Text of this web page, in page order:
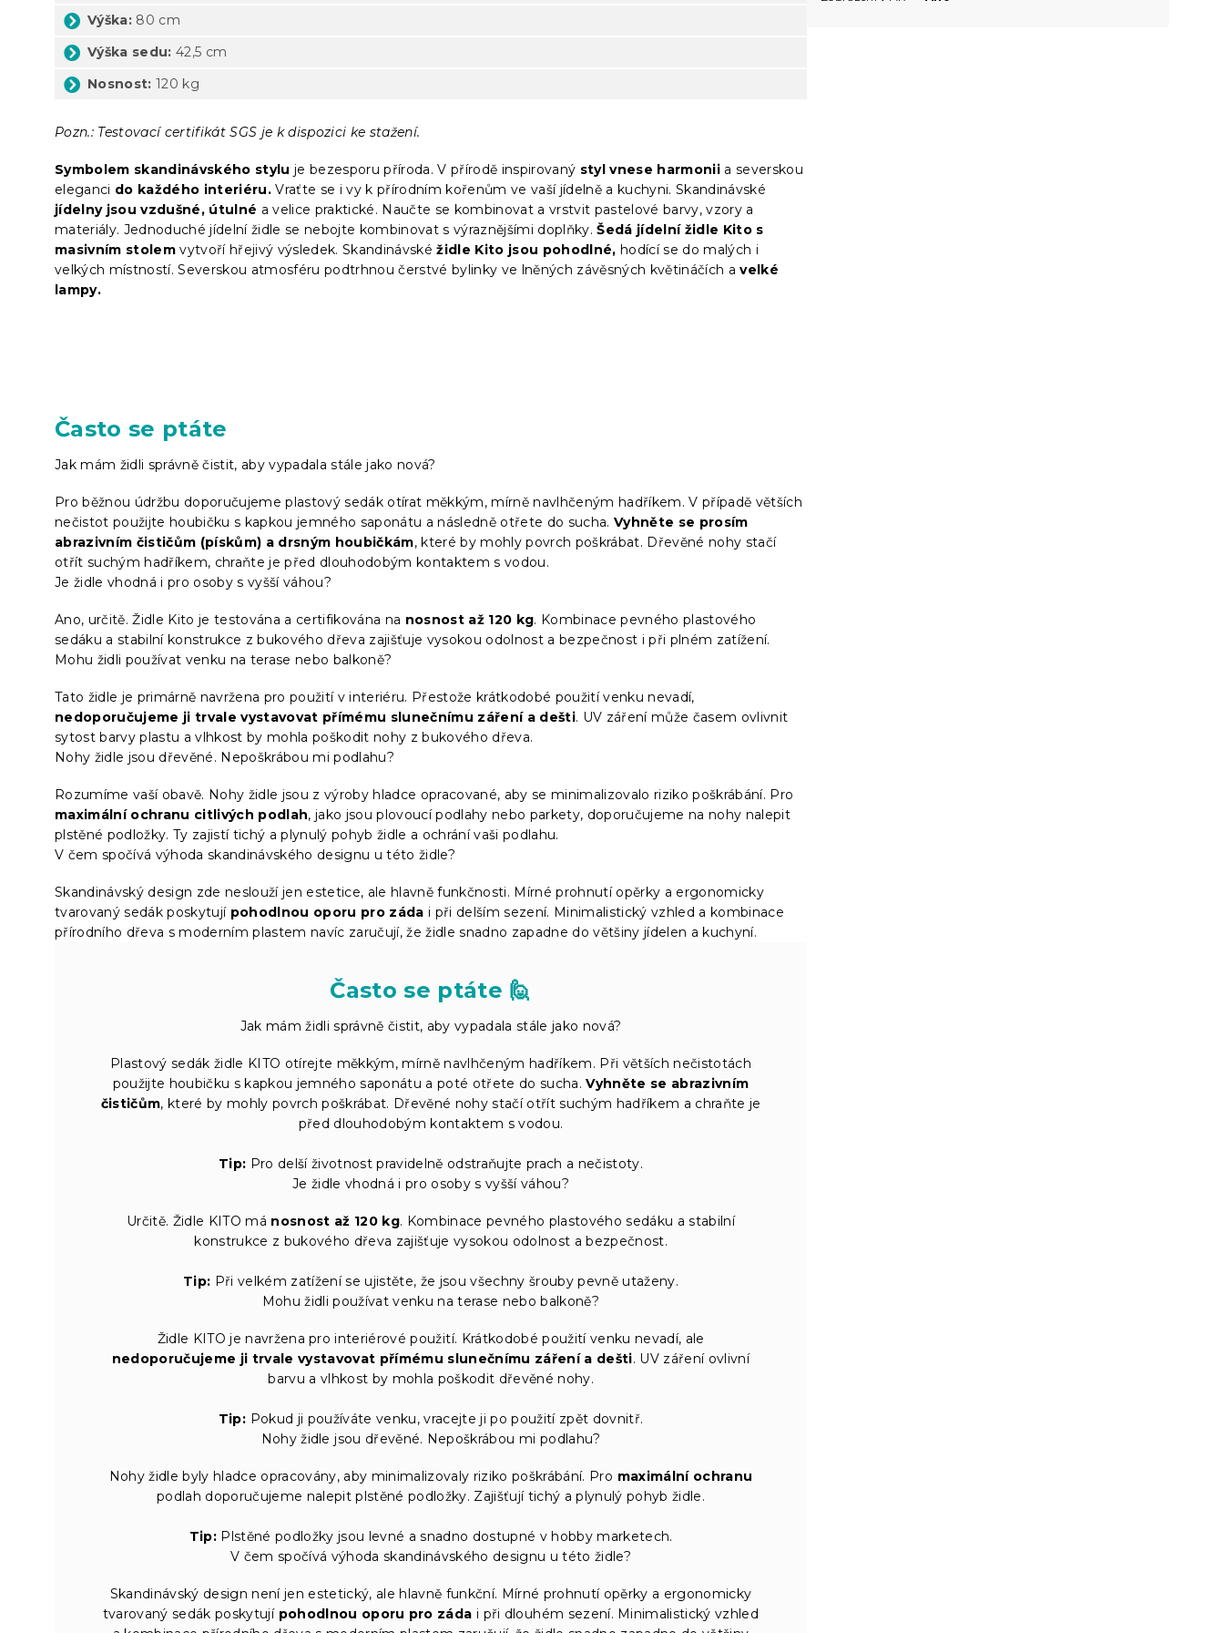
Výška: 80 cm
Výška sedu: 42,5 cm
Nosnost: 120 kg
Pozn.: Testovací certifikát SGS je k dispozici ke stažení.
Symbolem skandinávského stylu je bezesporu příroda. V přírodě inspirovaný styl vnese harmonii a severskou
eleganci do každého interiéru. Vraťte se i vy k přírodním kořenům ve vaší jídelně a kuchyni. Skandinávské
jídelny jsou vzdušné, útulné a velice praktické. Naučte se kombinovat a vrstvit pastelové barvy, vzory a
materiály. Jednoduché jídelní židle se nebojte kombinovat s výraznějšími doplňky. Šedá jídelní židle Kito s
masivním stolem vytvoří hřejivý výsledek. Skandinávské židle Kito jsou pohodlné, hodící se do malých i
velkých místností. Severskou atmosféru podtrhnou čerstvé bylinky ve lněných závěsných květináčích avelké
lampy.
Často se ptáte
Jak mám židli správně čistit, aby vypadala stále jako nová?
Pro běžnou údržbu doporučujeme plastový sedák otírat měkkým, mírně navlhčeným hadříkem. V případě větších
nečistot použijte houbičku s kapkou jemného saponátu a následně otřete do sucha. Vyhněte se prosím
abrazivním čističům (pískům) a drsným houbičkám, které by mohly povrch poškrábat. Dřevěné nohy stačí
otřít suchým hadříkem, chraňte je před dlouhodobým kontaktem s vodou.
Je židle vhodná i pro osoby s vyšší váhou?
Ano, určitě. Židle Kito je testována a certifikována na nosnost až 120 kg. Kombinace pevného plastového
sedáku a stabilní konstrukce z bukového dřeva zajišťuje vysokou odolnost a bezpečnost i při plném zatížení.
Mohu židli používat venku na terase nebo balkoně?
Tato židle je primárně navržena pro použití v interiéru. Přestože krátkodobé použití venku nevadí,
nedoporučujeme ji trvale vystavovat přímému slunečnímu záření a dešti. UV záření může časem ovlivnit
sytost barvy plastu a vlhkost by mohla poškodit nohy z bukového dřeva.
Nohy židle jsou dřevěné. Nepoškrábou mi podlahu?
Rozumíme vaší obavě. Nohy židle jsou z výroby hladce opracované, aby se minimalizovalo riziko poškrábání. Pro
maximální ochranu citlivých podlah, jako jsou plovoucí podlahy nebo parkety, doporučujeme na nohy nalepit
plstěné podložky. Ty zajistí tichý a plynulý pohyb židle a ochrání vaši podlahu.
V čem spočívá výhoda skandinávského designu u této židle?
Skandinávský design zde neslouží jen estetice, ale hlavně funkčnosti. Mírné prohnutí opěrky a ergonomicky
tvarovaný sedák poskytují pohodlnou oporu pro záda i při delším sezení. Minimalistický vzhled a kombinace
přírodního dřeva s moderním plastem navíc zaručují, že židle snadno zapadne do většiny jídelen a kuchyní.
Často se ptáte 🙋
Jak mám židli správně čistit, aby vypadala stále jako nová?
Plastový sedák židle KITO otírejte měkkým, mírně navlhčeným hadříkem. Při větších nečistotách
použijte houbičku s kapkou jemného saponátu a poté otřete do sucha.Vyhněte se abrazivním
čističům, které by mohly povrch poškrábat. Dřevěné nohy stačí otřít suchým hadříkem a chraňte je
před dlouhodobým kontaktem s vodou.
Tip: Pro delší životnost pravidelně odstraňujte prach a nečistoty.
Je židle vhodná i pro osoby s vyšší váhou?
Určitě. Židle KITO má nosnost až 120 kg. Kombinace pevného plastového sedáku a stabilní
konstrukce z bukového dřeva zajišťuje vysokou odolnost a bezpečnost.
Tip: Při velkém zatížení se ujistěte, že jsou všechny šrouby pevně utaženy.
Mohu židli používat venku na terase nebo balkoně?
Židle KITO je navržena pro interiérové použití. Krátkodobé použití venku nevadí, ale
nedoporučujeme ji trvale vystavovat přímému slunečnímu záření a dešti. UV záření ovlivní
barvu a vlhkost by mohla poškodit dřevěné nohy.
Tip: Pokud ji používáte venku, vracejte ji po použití zpět dovnitř.
Nohy židle jsou dřevěné. Nepoškrábou mi podlahu?
Nohy židle byly hladce opracovány, aby minimalizovaly riziko poškrábání. Pro maximální ochranu
podlah doporučujeme nalepit plstěné podložky. Zajišťují tichý a plynulý pohyb židle.
Tip:Plstěné podložky jsou levné a snadno dostupné v hobby marketech.
V čem spočívá výhoda skandinávského designu u této židle?
Skandinávský design není jen estetický, ale hlavně funkční. Mírné prohnutí opěrky a ergonomicky
tvarovaný sedák poskytují pohodlnou oporu pro záda i při dlouhém sezení. Minimalistický vzhled